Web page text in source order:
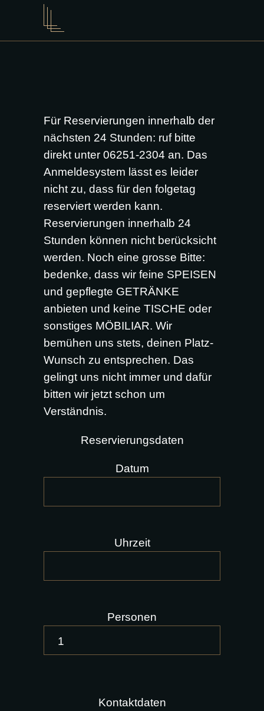
Für Reservierungen innerhalb der
nächsten 24 Stunden: ruf bitte
direkt unter 06251-2304 an. Das
Anmeldesystem lässt es leider
nicht zu, dass für den folgetag
reserviert werden kann.
Reservierungen innerhalb 24
Stunden können nicht berücksicht
werden. Noch eine grosse Bitte:
bedenke, dass wir feine SPEISEN
und gepflegte GETRÄNKE
anbieten und keine TISCHE oder
sonstiges MÖBILIAR. Wir
bemühen uns stets, deinen Platz-
Wunsch zu entsprechen. Das
gelingt uns nicht immer und dafür
bitten wir jetzt schon um
Verständnis.
Reservierungsdaten
Datum
Uhrzeit
Personen
Kontaktdaten